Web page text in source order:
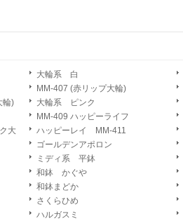
大輪系 白
MM-407 (赤リップ大輪)
輪)
大輪系 ピンク
MM-409 ハッピーライフ
大
ハッピーレイ MM-411
ゴールデンアポロン
ミディ系 平鉢
和鉢 かぐや
和鉢まどか
さくらひめ
ハルガスミ